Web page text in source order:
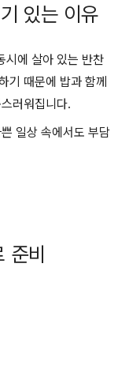
있는 이유
시에 살아 있는 반찬
기 때문에 밥과 함께
러워집니다.
일상 속에서도 부담
준비